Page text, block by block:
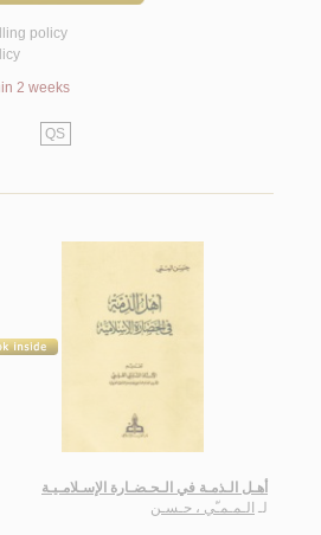
policy
2 weeks
QS
أهـل الـذمـة في الـحـضـارة الإسـلامـيـة
لـ الـمـمـّي ، حـسـن